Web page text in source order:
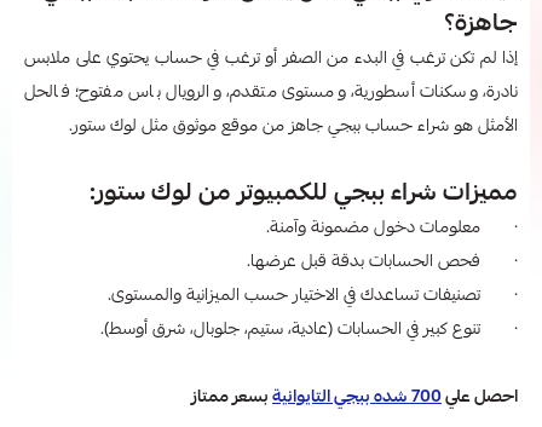
جاهزة؟
إذا لم تكن ترغب في البدء من الصفر أو ترغب في حساب يحتوي على ملابس
نادرة، وسكنات أسطورية، ومستوى متقدم، والرويال باس مفتوح؛ فالحل
الأمثل هو شراء حساب ببجي جاهز من موقع موثوق مثل لوك ستور.
مميزات شراء ببجي للكمبيوتر​ من لوك ستور:
· معلومات دخول مضمونة وآمنة.
· فحص الحسابات بدقة قبل عرضها.
· تصنيفات تساعدك في الاختيار حسب الميزانية والمستوى.
· تنوع كبير في الحسابات (عادية، ستيم، جلوبال، شرق أوسط).
احصل علي700 شده ببجي التايوانية بسعر ممتاز